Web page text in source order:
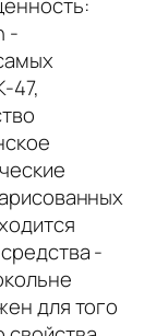
-
47,
-
для того